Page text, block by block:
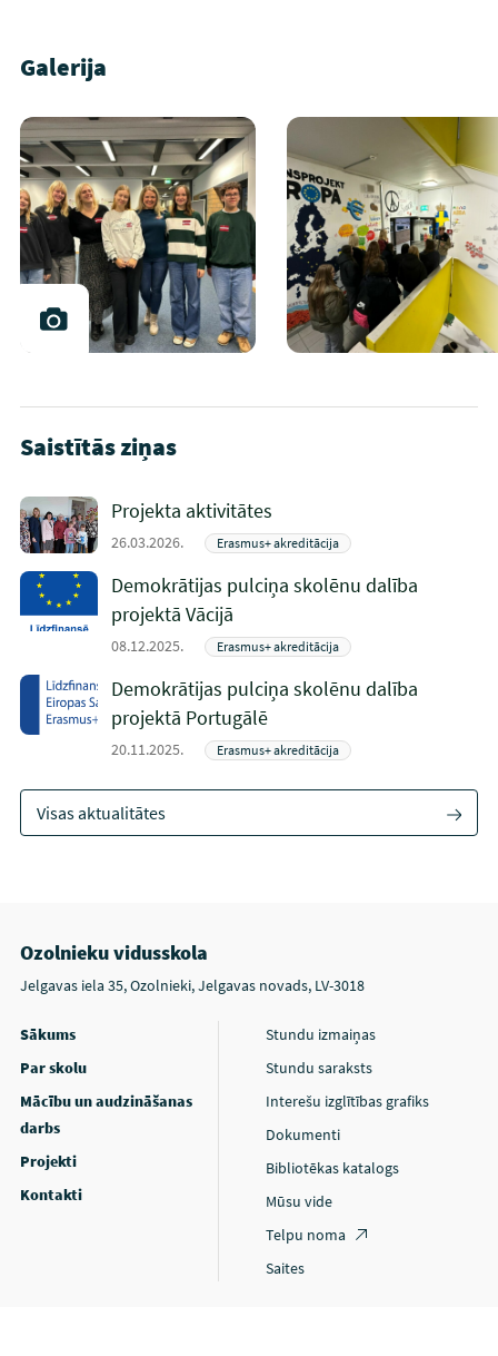
Galerija
Saistītās ziņas
Projekta aktivitātes
26.03.2026. Erasmus+ akreditācija
Demokrātijas pulciņa skolēnu dalība
projektā Vācijā
08.12.2025. Erasmus+ akreditācija
Demokrātijas pulciņa skolēnu dalība
projektā Portugālē
20.11.2025. Erasmus+ akreditācija
Visas aktualitātes
Ozolnieku vidusskola
Jelgavas iela 35, Ozolnieki, Jelgavas novads, LV-3018
Sākums
Par skolu
Mācību un audzināšanas
darbs
Projekti
Kontakti
Stundu izmaiņas
Stundu saraksts
Interešu izglītības grafiks
Dokumenti
Bibliotēkas katalogs
Mūsu vide
Telpu noma
Saites